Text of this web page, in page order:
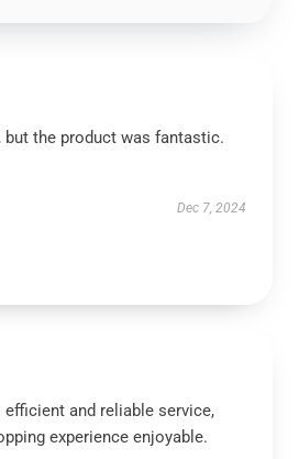
but the product was fantastic.
Dec 7, 2024
and reliable service,
experience enjoyable.